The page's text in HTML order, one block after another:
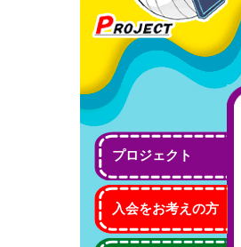
プロジェクト
入会をお考えの方